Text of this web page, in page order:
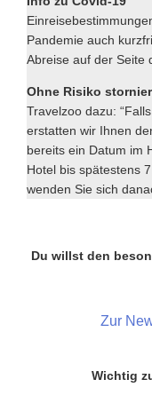
Pandemie auch
Abreise auf der Seite
Ohne Risiko
Travelzoo dazu:
erstatten wir Ihnen
bereits ein Datum im
Hotel bis spätestens
wenden Sie sich
Du willst den
Zur
Wichtig